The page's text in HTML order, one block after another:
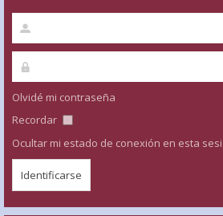
Olvidé mi contraseña
Recordar
Ocultar mi estado de conexión en esta